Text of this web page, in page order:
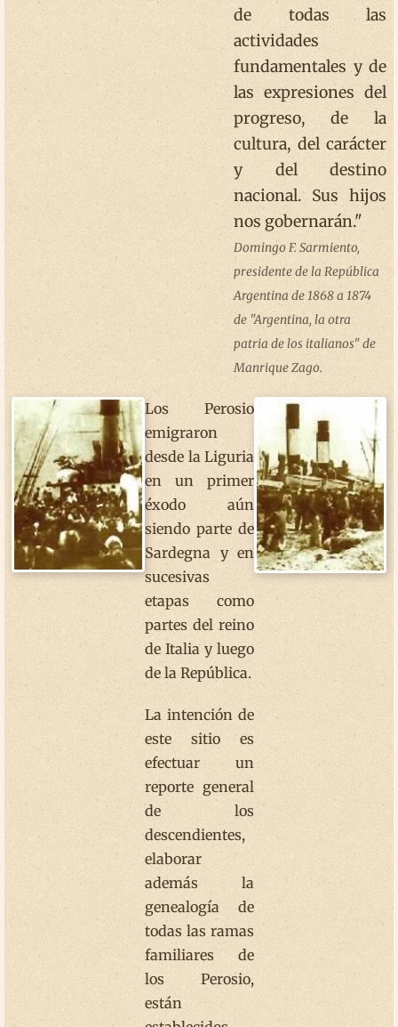
de todas las
actividades
fundamentales y de
las expresiones del
progreso, de la
cultura, del carácter
y del destino
nacional. Sus hijos
nos gobernarán."
Domingo F. Sarmiento,
presidente de la República
Argentina de 1868 a 1874
de "Argentina, la otra
patria de los italianos" de
Manrique Zago.
Los Perosio
emigraron
desde la Liguria
en un primer
éxodo aún
siendo parte de
Sardegna y en
sucesivas
etapas como
partes del reino
de Italia y luego
de la República.
La intención de
este sitio es
efectuar un
reporte general
de los
descendientes,
elaborar
además la
genealogía de
todas las ramas
familiares de
los Perosio,
están